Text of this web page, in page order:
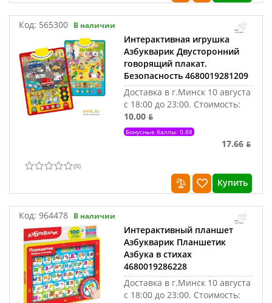
Код: 565300 В наличии
Интерактивная игрушка
Азбукварик Двусторонний
говорящий плакат.
Безопасность 4680019281209
Доставка в г.Минск 10 августа
с 18:00 до 23:00. Стоимость:
10.00 ƃ
Бонусные баллы: 0.88
17.66 ƃ
(0)
Купить
Код: 964478 В наличии
Интерактивный планшет
Азбукварик Планшетик
Азбука в стихах
4680019286228
Доставка в г.Минск 10 августа
с 18:00 до 23:00. Стоимость: